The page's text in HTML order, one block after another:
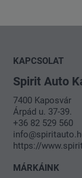
KAPCSOLAT
Spirit Auto
7400 Kaposvár
Árpád u. 37-39.
+36 82 529 560
https://
MÁRKÁINK